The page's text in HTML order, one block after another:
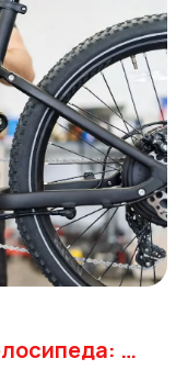
Обслуживание электровелосипеда: уход за батареей и мотором